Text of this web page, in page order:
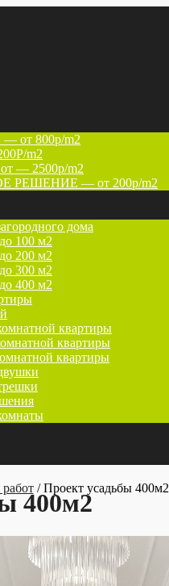
800р/m2
m2
— 2500р/m2
— от 200р/m2
дома
100 м2
200 м2
300 м2
400 м2
квартиры
квартиры
квартиры
работ/Проект усадьбы 400м2
400м2